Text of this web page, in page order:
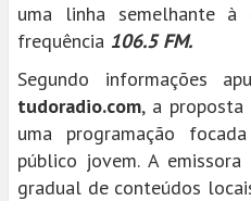
uma linha semelhante
frequência 106.5 FM.
Segundo informações
tudoradio.com, a
uma programação
público jovem. A
gradual de conteúdos